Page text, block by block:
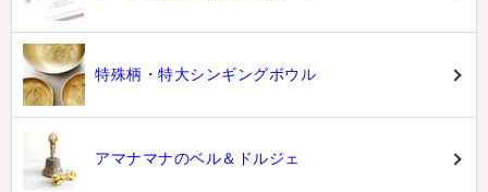
特殊柄・特大シンギングボウル
アマナマナのベル＆ドルジェ